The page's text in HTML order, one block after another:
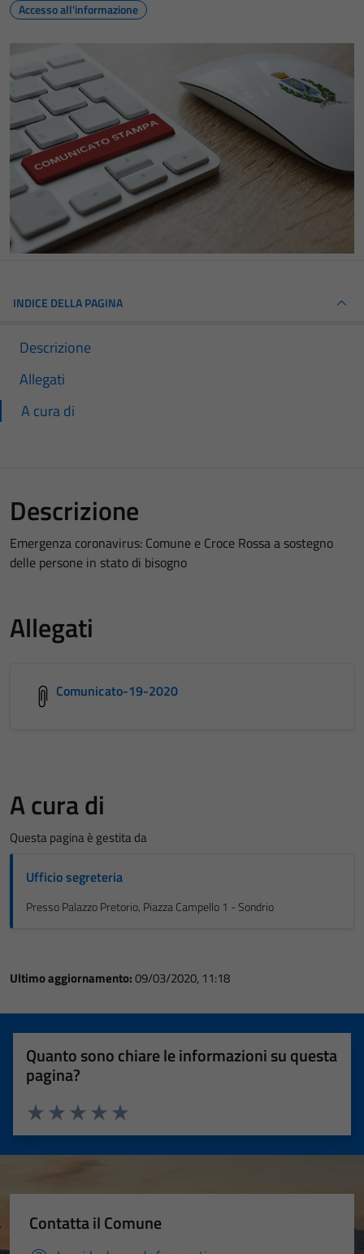
Accesso all'informazione
INDICE DELLA PAGINA
Descrizione
Allegati
A cura di
Descrizione
Emergenza coronavirus: Comune e Croce Rossa a sostegno
delle persone in stato di bisogno
Allegati
Comunicato-19-2020
A cura di
Questa pagina è gestita da
Ufficio segreteria
Presso Palazzo Pretorio, Piazza Campello 1 - Sondrio
Ultimo aggiornamento:09/03/2020, 11:18
Quanto sono chiare le informazioni su questa
pagina?
Valuta 5 stelle su 5
Valuta 4 stelle su 5
Valuta 3 stelle su 5
Valuta 2 stelle su 5
Valuta 1 stelle su 5
Contatta il Comune